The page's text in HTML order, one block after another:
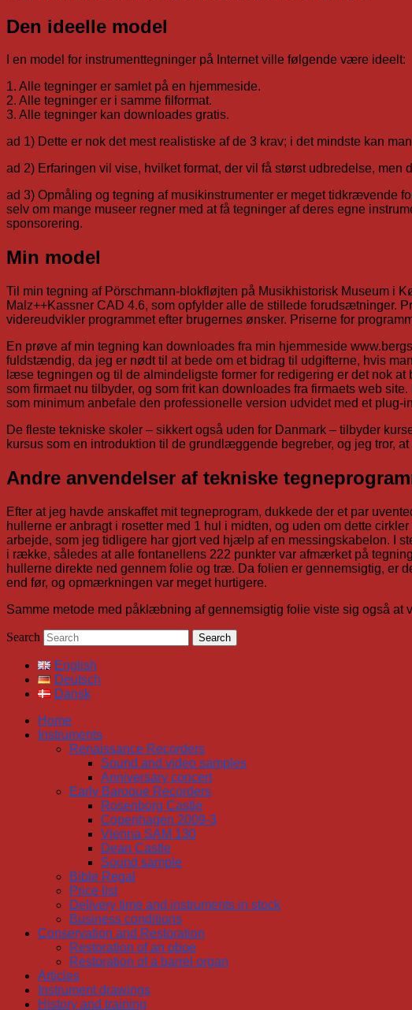
Den ideelle model
I en model for instrumenttegninger på Internet ville følgende være ideelt:
1. Alle tegninger er samlet på en hjemmeside.
2. Alle tegninger er i samme filformat.
3. Alle tegninger kan downloades gratis.
ad 1) Dette er nok det mest realistiske af de 3 krav; i det mindste kan
ad 2) Erfaringen vil vise, hvilket format, der vil få størst udbredelse,
ad 3) Opmåling og tegning af musikinstrumenter er meget tidkrævende
selv om mange museer regner med at få tegninger af deres egne
sponsorering.
Min model
Til min tegning af Pörschmann-blokfløjten på Musikhistorisk Museum i
Malz++Kassner CAD 4.6, som opfylder alle de stillede forudsætninger.
videreudvikler programmet efter brugernes ønsker. Priserne for
En prøve af min tegning kan downloades fra min hjemmeside
fuldstændig, da jeg er nødt til at bede om et bidrag til udgifterne, hvis
læse tegningen og til de almindeligste former for redigering er det nok
som firmaet nu tilbyder, og som frit kan downloades fra firmaets web
som minimum anbefale den professionelle version udvidet med et plug-
De fleste tekniske skoler – sikkert også uden for Danmark – tilbyder
kursus som en introduktion til de grundlæggende begreber, og jeg tror,
Andre anvendelser af tekniske
Efter at jeg havde anskaffet mit tegneprogram, dukkede der et par
hullerne er anbragt i rosetter med 1 hul i midten, og uden om dette
arbejde, som jeg tidligere har gjort ved hjælp af en messingskabelon. I
i række, således at alle fontanellens 222 punkter var afmærket på
hullerne direkte ned gennem folie og træ. Da folien er gennemsigtig, er
end før, og opmærkningen var meget hurtigere.
Samme metode med påklæbning af gennemsigtig folie viste sig også
Search
English
Deutsch
Dansk
Home
Instruments
Renaissance Recorders
Sound and video samples
Anniversary concert
Early Baroque Recorders
Rosenborg Castle
Copenhagen 2009-3
Vienna SAM 130
Dean Castle
Sound sample
Bible Regal
Price list
Delivery time and instruments in stock
Business conditions
Conservation and Restoration
Restoration of an oboe
Restoration of a barrel organ
Articles
Instrument drawings
History and training